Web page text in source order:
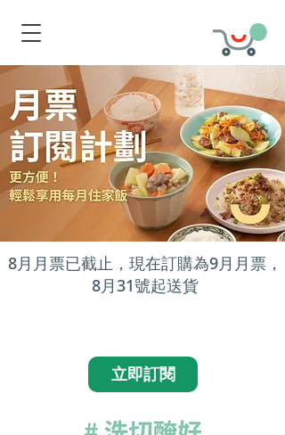
8月月票已截止，現在訂購為9月月票，
8月31號起送貨
立即訂閱